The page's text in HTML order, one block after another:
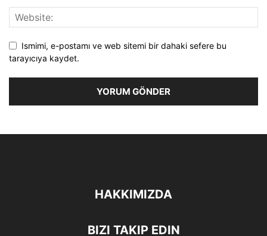
Ismimi, e-postamı ve web sitemi bir dahaki sefere bu
tarayıcıya kaydet.
HAKKIMIZDA
BIZI TAKIP EDIN